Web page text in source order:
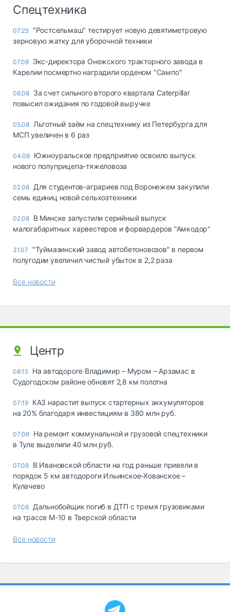
Спецтехника
07:25 "Ростсельмаш" тестирует новую девятиметровую
зерновую жатку для уборочной техники
07.08 Экс-директора Онежского тракторного завода в
Карелии посмертно наградили орденом "Сампо"
06.08 За счет сильного второго квартала Caterpillar
повысил ожидания по годовой выручке
05.08 Льготный заём на спецтехнику из Петербурга для
МСП увеличен в 6 раз
04.08 Южноуральское предприятие освоило выпуск
нового полуприцепа-тяжеловоза
02.08 Для студентов-аграриев под Воронежем закупили
семь единиц новой сельхозтехники
02.08 В Минске запустили серийный выпуск
малогабаритных харвестеров и форвардеров "Амкодор"
31.07
"Туймазинский завод автобетоновозов" в первом
полугодии увеличил чистый убыток в 2,2 раза
Все новости
Центр
08:15 На автодороге Владимир – Муром – Арзамас в
Судогодском районе обновят 2,8 км полотна
07:19 КАЗ нарастит выпуск стартерных аккумуляторов
на 20% благодаря инвестициям в 380 млн руб.
07:06 На ремонт коммунальной и грузовой спецтехники
в Туле выделили 40 млн руб.
07.08 В Ивановской области на год раньше привели в
порядок 5 км автодороги Ильинское-Хованское –
Кулачево
07.08 Дальнобойщик погиб в ДТП с тремя грузовиками
на трассе М-10 в Тверской области
Все новости